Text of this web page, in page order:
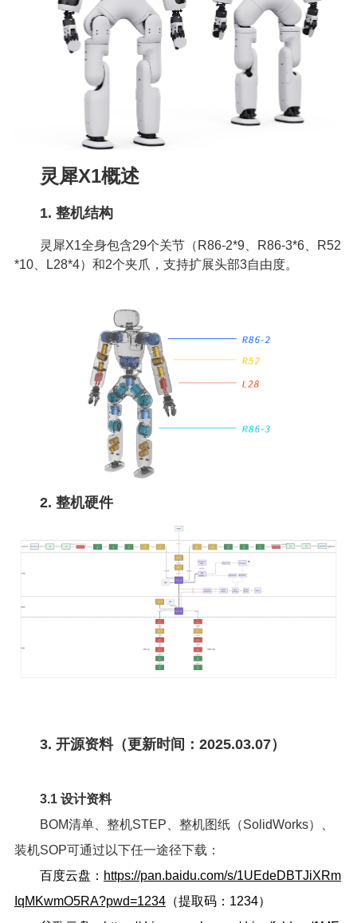
灵犀X1概述
1. 整机结构
灵犀X1全身包含29个关节（R86-2*9、R86-3*6、R52
*10、L28*4）和2个夹爪，支持扩展头部3自由度。
2. 整机硬件
3. 开源资料（更新时间：2025.03.07）
3.1 设计资料
BOM清单、整机STEP、整机图纸（SolidWorks）、
装机SOP可通过以下任一途径下载：
百度云盘： https://pan.baidu.com/s/1UEdeDBTJiXRm
IqMKwmO5RA?pwd=1234（提取码：1234）